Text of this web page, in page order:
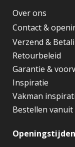
Over ons
Contact &
Verzend &
Retourbeleid
Garantie &
Inspiratie
Vakman
Bestellen
Openingstijden